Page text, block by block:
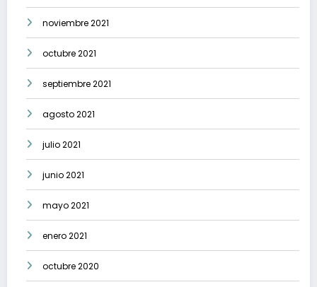
noviembre 2021
octubre 2021
septiembre 2021
agosto 2021
julio 2021
junio 2021
mayo 2021
enero 2021
octubre 2020